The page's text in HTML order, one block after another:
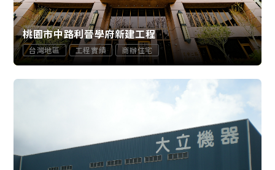
桃園市中路利晉學府新建工程
台灣地區 工程實績 商辦住宅